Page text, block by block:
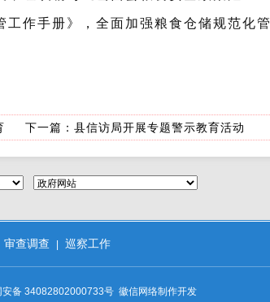
作手册》，全面加强粮食仓储规范化管
下一篇： 县信访局开展专题警示教育活动
审查调查 巡察工作
安备 34082802000733号 徽信网络制作开发